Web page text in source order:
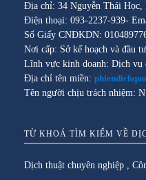
Địa chỉ: 34 Nguyễn Thái Học,
Điện thoại: 093-2237-939-
Số Giấy CNĐKDN:
Nơi cấp: Sở kế hoạch và đầu
Lĩnh vực kinh doanh: Dịch vụ
Địa chỉ tên miền:
Tên người chịu trách nhiệm:
TỪ KHOÁ TÌM KIẾM VỀ
Dịch thuật chuyên nghiệp